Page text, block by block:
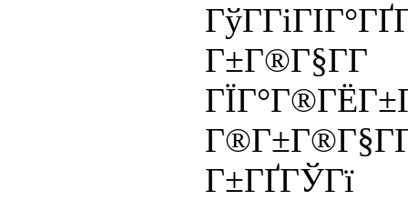
Г±ГҐГЎГї